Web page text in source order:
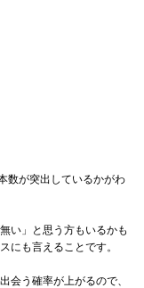
数が突出しているかがわ
い」と思う方もいるかも
にも言えることです。
会う確率が上がるので、